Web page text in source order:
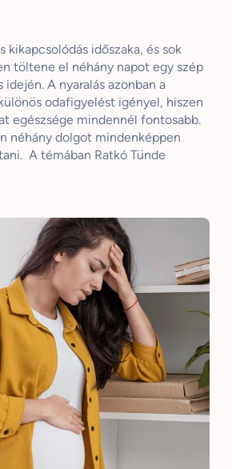
kikapcsolódás időszaka, és sok
töltene el néhány napot egy szép
idején. A nyaralás azonban a
odafigyelést igényel, hiszen
egészsége mindennél fontosabb.
néhány dolgot mindenképpen
A témában Ratkó Tünde